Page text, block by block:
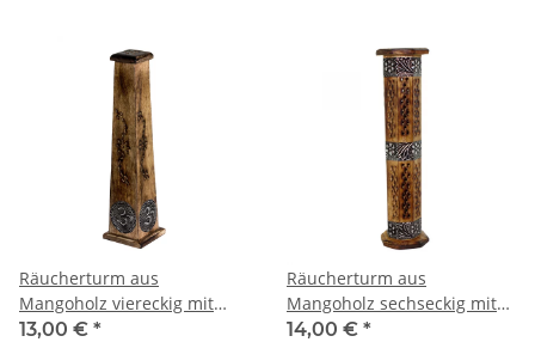
Räucherturm aus
Mangoholz viereckig mit
Ranken und "OM"
13,00 € *
Räucherturm aus
Mangoholz sechseckig mit
Metalldekor ca. 30 cm
14,00 € *